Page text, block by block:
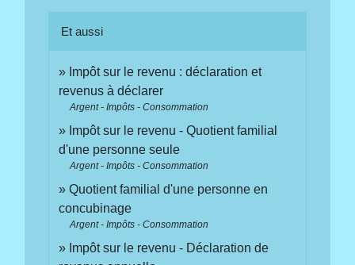
Et aussi
Impôt sur le revenu : déclaration et
revenus à déclarer
Argent - Impôts - Consommation
Impôt sur le revenu - Quotient familial
d'une personne seule
Argent - Impôts - Consommation
Quotient familial d'une personne en
concubinage
Argent - Impôts - Consommation
Impôt sur le revenu - Déclaration de